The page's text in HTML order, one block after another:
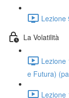
Lezione
La Volatilità
Lezione
e Futura)
Lezione